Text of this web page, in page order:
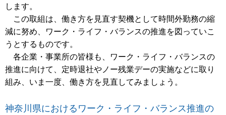
します。
この取組は、働き方を見直す契機として時間外勤務の縮
減に努め、ワーク・ライフ・バランスの推進を図っていこ
うとするものです。
各企業・事業所の皆様も、ワーク・ライフ・バランスの
推進に向けて、定時退社やノー残業デーの実施などに取り
組み、いま一度、働き方を見直してみましょう。
神奈川県におけるワーク・ライフ・バランス推進の